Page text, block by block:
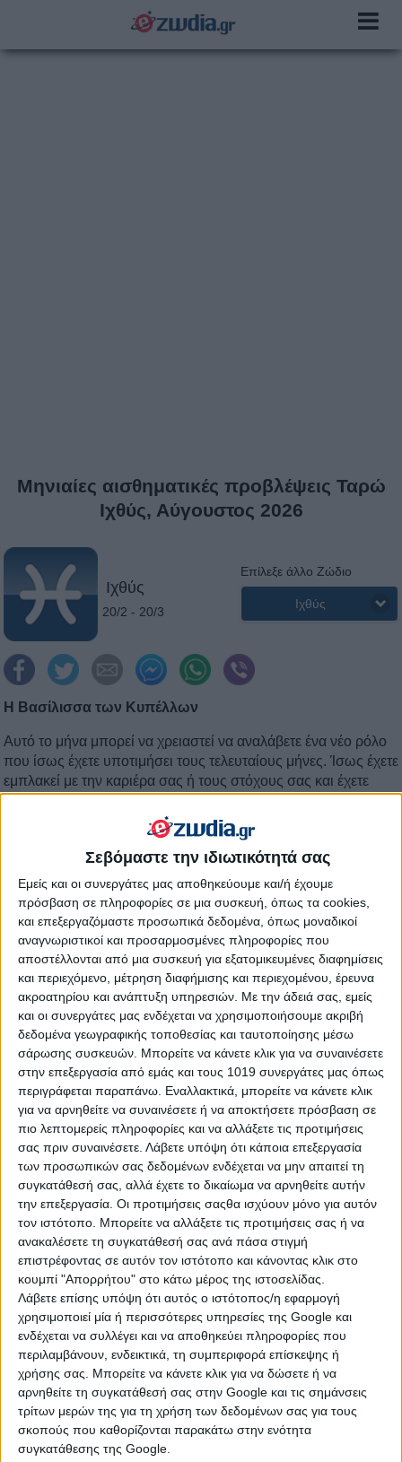
Σεβόμαστε την ιδιωτικότητά σας
Εμείς και οι συνεργάτες μας αποθηκεύουμε και/ή έχουμε
πρόσβαση σε πληροφορίες σε μια συσκευή, όπως τα cookies,
και επεξεργαζόμαστε προσωπικά δεδομένα, όπως μοναδικοί
αναγνωριστικοί και προσαρμοσμένες πληροφορίες που
αποστέλλονται από μια συσκευή για εξατομικευμένες διαφημίσεις
και περιεχόμενο, μέτρηση διαφήμισης και περιεχομένου, έρευνα
ακροατηρίου και ανάπτυξη υπηρεσιών. Με την άδειά σας, εμείς
και οι συνεργάτες μας ενδέχεται να χρησιμοποιήσουμε ακριβή
δεδομένα γεωγραφικής τοποθεσίας και ταυτοποίησης μέσω
σάρωσης συσκευών. Μπορείτε να κάνετε κλικ για να συναινέσετε
στην επεξεργασία από εμάς και τους 1019 συνεργάτες μας όπως
περιγράφεται παραπάνω. Εναλλακτικά, μπορείτε να κάνετε κλικ
για να αρνηθείτε να συναινέσετε ή να αποκτήσετε πρόσβαση σε
πιο λεπτομερείς πληροφορίες και να αλλάξετε τις προτιμήσεις
σας πριν συναινέσετε. Λάβετε υπόψη ότι κάποια επεξεργασία
των προσωπικών σας δεδομένων ενδέχεται να μην απαιτεί τη
συγκατάθεσή σας, αλλά έχετε το δικαίωμα να αρνηθείτε αυτήν
την επεξεργασία. Οι προτιμήσεις σαςθα ισχύουν μόνο για αυτόν
τον ιστότοπο. Μπορείτε να αλλάξετε τις προτιμήσεις σας ή να
ανακαλέσετε τη συγκατάθεσή σας ανά πάσα στιγμή
επιστρέφοντας σε αυτόν τον ιστότοπο και κάνοντας κλικ στο
κουμπί "Απορρήτου" στο κάτω μέρος της ιστοσελίδας.
Λάβετε επίσης υπόψη ότι αυτός ο ιστότοπος/η εφαρμογή
χρησιμοποιεί μία ή περισσότερες υπηρεσίες της Google και
ενδέχεται να συλλέγει και να αποθηκεύει πληροφορίες που
περιλαμβάνουν, ενδεικτικά, τη συμπεριφορά επίσκεψης ή
χρήσης σας. Μπορείτε να κάνετε κλικ για να δώσετε ή να
αρνηθείτε τη συγκατάθεσή σας στην Google και τις σημάνσεις
τρίτων μερών της για τη χρήση των δεδομένων σας για τους
σκοπούς που καθορίζονται παρακάτω στην ενότητα
συγκατάθεσης της Google.
Μηνιαίες αισθηματικές προβλέψεις Ταρώ
Ιχθύς, Αύγουστος 2026
Ιχθύς
20/2 - 20/3
Επίλεξε άλλο Ζώδιο
Ιχθύς
Η Βασίλισσα των Κυπέλλων
Αυτό το μήνα μπορεί να χρειαστεί να αναλάβετε ένα νέο ρόλο
που ίσως έχετε υποτιμήσει τους τελευταίους μήνες. Ίσως έχετε
εμπλακεί με την καριέρα σας ή τους στόχους σας και έχετε
βασιλιά/ βασίλισσα του κάστρου σας. Η Βασίλισσα των
Κυπέλλων είναι δίκαιη, αγάπα αληθινά, μπορεί κυριολεκτικά
να είναι σαν ένας γονιός ή να παίξει ένα μητρικό ρόλο με το
σύντροφό της. Οι άλλοι στηρίζονται πάνω της για
καθοδήγηση.
Πρέπει να θυμάστε πόσο πολύ ο αγαπημένος σας εκτιμά
αυτόν το ρόλο. Αν είστε τόσο πολύ απασχολημένοι με την
καριέρα σας ή τις κοινωνικές σας υποθέσεις που δεν έχετε
χρόνο για τη σχέση σας, ήρθε η ώρα να ρίξετε μια δεύτερη
ματιά στο τι είναι πιο σημαντικό για εσάς. Και μην ξεχνάτε ότι
μπορείτε να κάνετε τους άλλους να αισθάνονται ασφαλείς
δίπλα σας, αφήνοντάς τους να γνωρίζουν ότι είστε εκεί κοντά